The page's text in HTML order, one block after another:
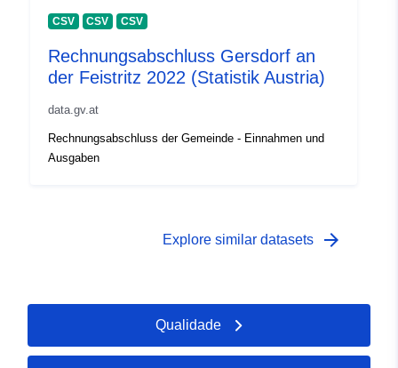
CSV CSV CSV
Rechnungsabschluss Gersdorf an
der Feistritz 2022 (Statistik Austria)
data.gv.at
Rechnungsabschluss der Gemeinde - Einnahmen und
Ausgaben
Explore similar datasets arrow_forward
Qualidade